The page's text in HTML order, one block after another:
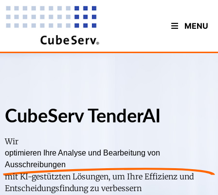
MENU
CubeServ TenderAI
Wir
optimieren Ihre Analyse und Bearbeitung von
Ausschreibungen
mit KI-gestützten Lösungen, um Ihre Effizienz und
Entscheidungsfindung zu verbessern